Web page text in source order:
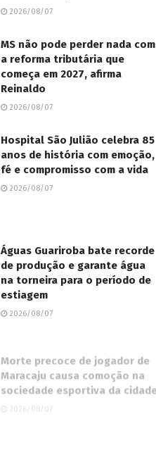
2026/08/07
MS não pode perder nada com
a reforma tributária que
começa em 2027, afirma
Reinaldo
2026/08/07
Hospital São Julião celebra 85
anos de história com emoção,
fé e compromisso com a vida
2026/08/07
Águas Guariroba bate recorde
de produção e garante água
na torneira para o período de
estiagem
2026/08/07
Maracaju causa comoção na
sociedade esportiva da cidade
2026/08/07